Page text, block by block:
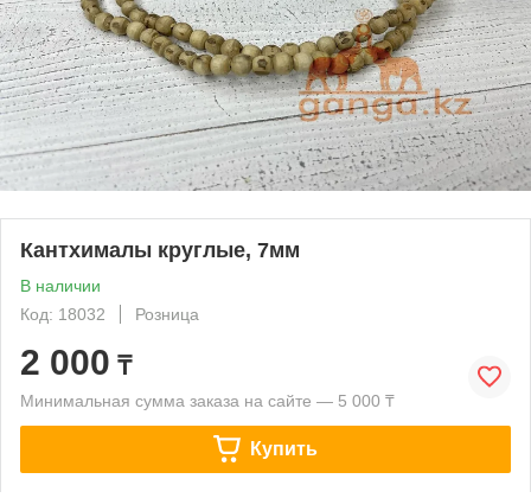
Кантхималы круглые, 7мм
В наличии
Код: 18032
Розница
2 000 ₸
Минимальная сумма заказа на сайте — 5 000 ₸
Купить